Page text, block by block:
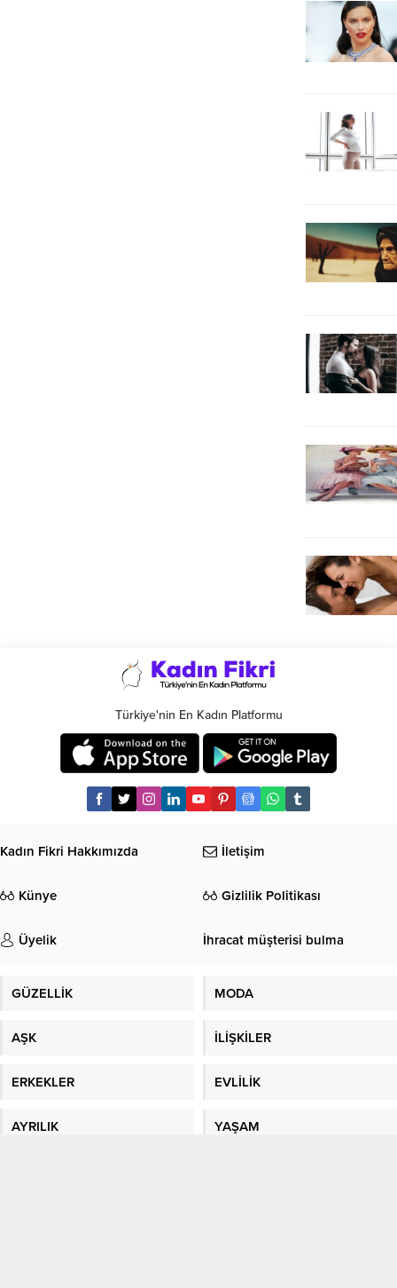
Türkiye'nin En Kadın Platformu
Kadın Fikri Hakkımızda İletişim
Künye Gizlilik Politikası
Üyelik İhracat müşterisi bulma
GÜZELLİK MODA
AŞK İLİŞKİLER
ERKEKLER EVLİLİK
AYRILIK YAŞAM